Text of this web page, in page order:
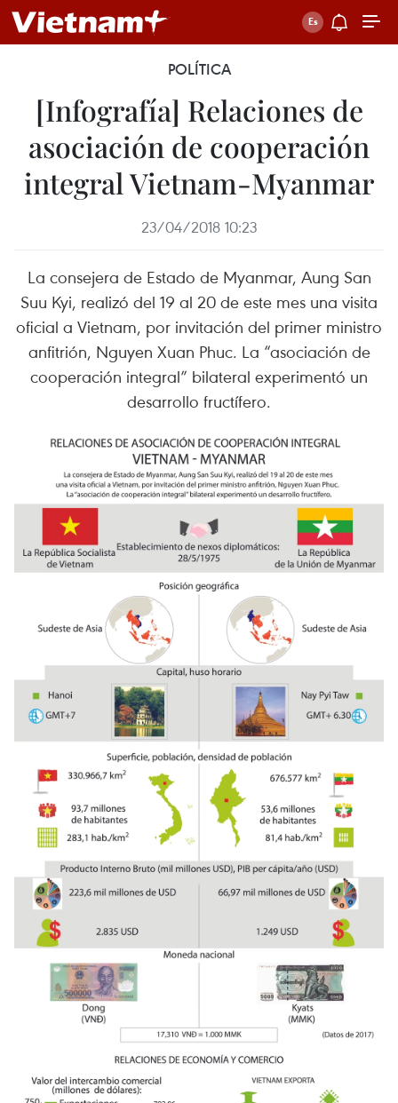
POLÍTICA
[Infografía] Relaciones de
asociación de cooperación
integral Vietnam-Myanmar
23/04/2018 10:23
La consejera de Estado de Myanmar, Aung San
Suu Kyi, realizó del 19 al 20 de este mes una visita
oficial a Vietnam, por invitación del primer ministro
anfitrión, Nguyen Xuan Phuc. La “asociación de
cooperación integral” bilateral experimentó un
desarrollo fructífero.